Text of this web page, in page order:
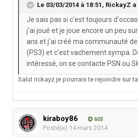
Le 03/03/2014 à 18:51, RickayZ a
Je sais pas si c'est toujours
j'ai joué et je joue encore un peu
ans et j'ai créé ma communauté de
(PS3) et c'est vachement sympa.
intéressé, on se contacte PSN ou
Salut rickayz je pourrais te rejoindre sur
kiraboy86 603
Posté(e) 14 mars 2014